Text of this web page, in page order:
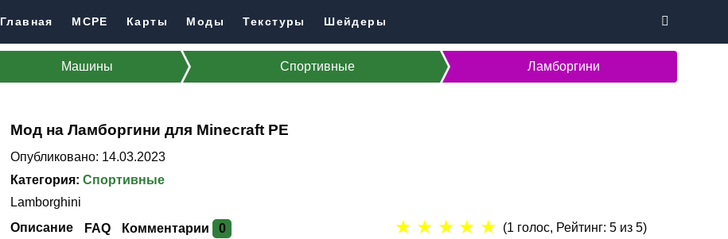
Главная MCPE Карты Моды Текстуры Шейдеры
Машины Спортивные Ламборгини
Мод на Ламборгини для Minecraft PE
Опубликовано: 14.03.2023
Категория:Спортивные
Lamborghini
Описание
FAQ Комментарии 0 ★ ★ ★ ★ ★ (1 голос, Рейтинг: 5из 5)